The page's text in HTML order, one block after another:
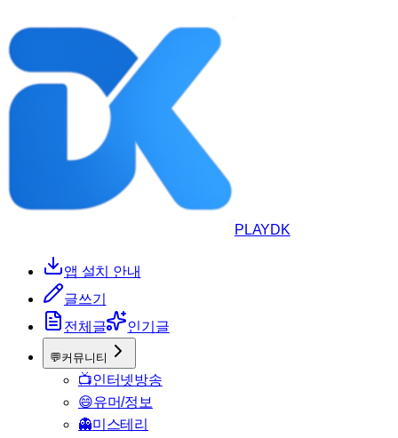
PLAYDK
앱 설치 안내
글쓰기
전체글
인기글
💬커뮤니티
📺인터넷방송
😄유머/정보
👻미스테리